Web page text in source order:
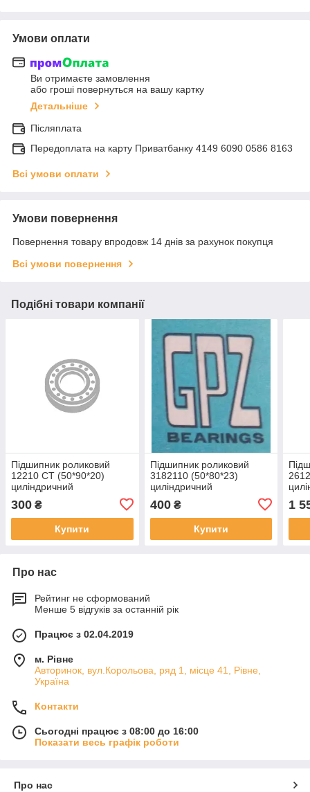
Умови оплати
Ви отримаєте замовлення
або гроші повернуться на вашу картку
Детальніше
Післяплата
Передоплата на карту Приватбанку 4149 6090 0586 8163
Всі умови оплати
Умови повернення
Повернення товару впродовж 14 днів за рахунок покупця
Всі умови повернення
Подібні товари компанії
Підшипник роликовий
12210 CT (50*90*20)
циліндричний
300 ₴
Купити
Підшипник роликовий
3182110 (50*80*23)
циліндричний
400₴
Купити
1
Про нас
Рейтинг не сформований
Менше 5 відгуків за останній рік
Працює з 02.04.2019
м. Рівне
Авторинок, вул.Корольова, ряд 1, місце 41, Рівне,
Україна
Контакти
Сьогодні працює з 08:00 до 16:00
Показати весь графік роботи
Про нас